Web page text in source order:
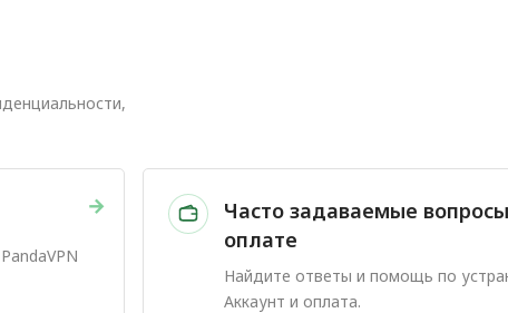
→
Часто задаваемые
оплате
Найдите ответы и помощь по
Аккаунт и оплата.